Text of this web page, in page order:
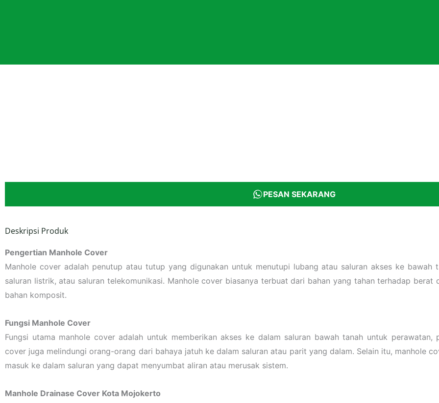
PESAN SEKARANG
Deskripsi Produk
Pengertian Manhole Cover
Manhole cover adalah penutup atau tutup yang digunakan untuk menutupi lubang atau saluran akses ke bawah
saluran listrik, atau saluran telekomunikasi. Manhole cover biasanya terbuat dari bahan yang tahan terhadap
bahan komposit.
Fungsi Manhole Cover
Fungsi utama manhole cover adalah untuk memberikan akses ke dalam saluran bawah tanah untuk perawatan,
cover juga melindungi orang-orang dari bahaya jatuh ke dalam saluran atau parit yang dalam. Selain itu, manhole
masuk ke dalam saluran yang dapat menyumbat aliran atau merusak sistem.
Manhole Drainase Cover Kota Mojokerto